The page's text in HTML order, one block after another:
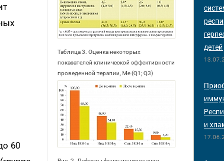
Таблица 3. Оценка некоторых
показателей клинической эффективности
проведенной терапии, Me (Q1; Q3)
60
детей
и